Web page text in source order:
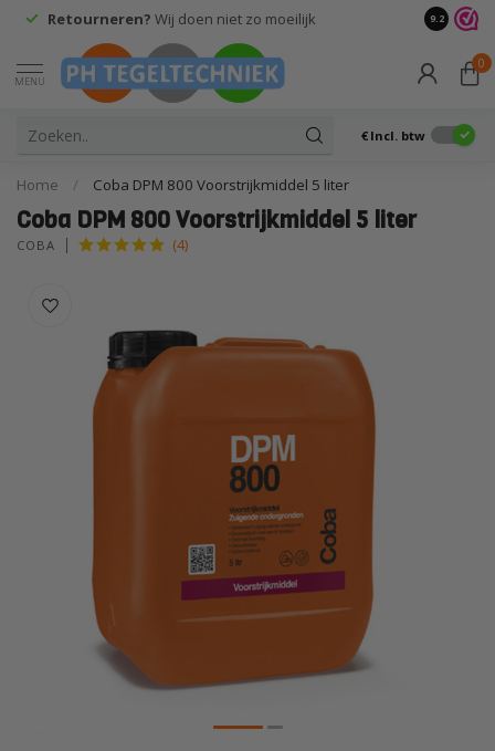
Retourneren? Wij doen niet zo moeilijk 9.2
MENU
0
€ Incl. btw
Home / Coba DPM 800 Voorstrijkmiddel 5 liter
Coba DPM 800 Voorstrijkmiddel 5 liter
COBA (4)